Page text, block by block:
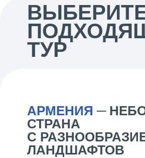
ТУР
АРМЕНИЯ─
СТРАНА
С
ЛАНДШАФТОВ